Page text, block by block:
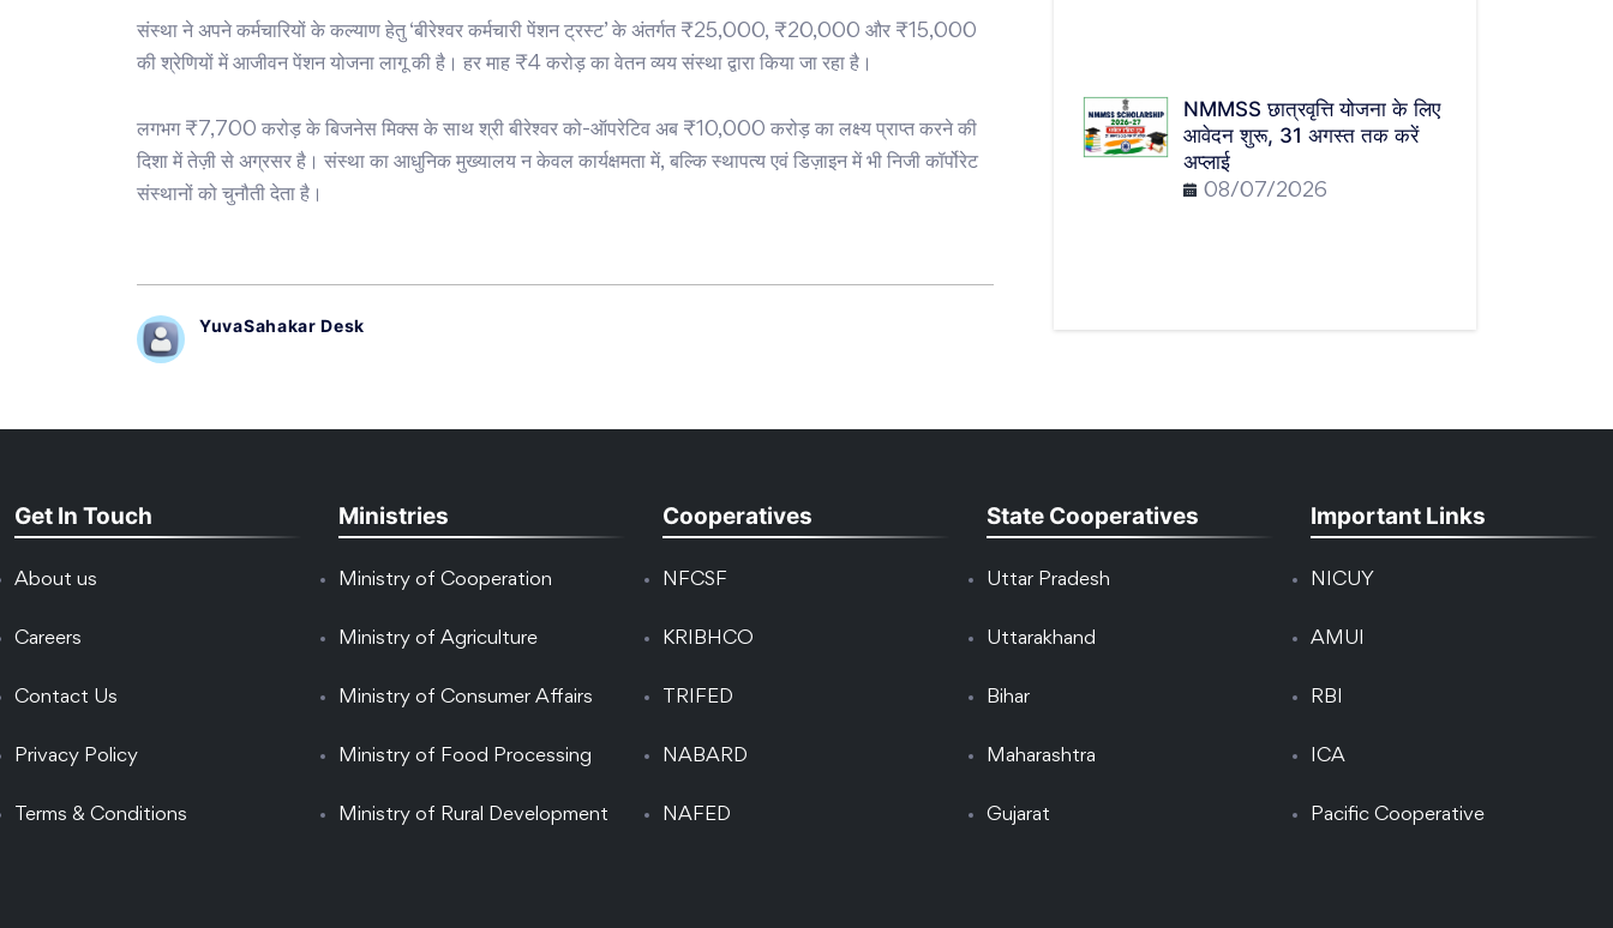
संस्था ने अपने कर्मचारियों के कल्याण हेतु ‘बीरेश्वर कर्मचारी पेंशन ट्रस्ट’ के अंतर्गत ₹25,000, ₹20,000 और ₹15,000
की श्रेणियों में आजीवन पेंशन योजना लागू की है। हर माह ₹4 करोड़ का वेतन व्यय संस्था द्वारा किया जा रहा है।
लगभग ₹7,700 करोड़ के बिजनेस मिक्स के साथ श्री बीरेश्वर को-ऑपरेटिव अब ₹10,000 करोड़ का लक्ष्य प्राप्त करने की
दिशा में तेज़ी से अग्रसर है। संस्था का आधुनिक मुख्यालय न केवल कार्यक्षमता में, बल्कि स्थापत्य एवं डिज़ाइन में भी निजी कॉर्पोरेट
संस्थानों को चुनौती देता है।
YuvaSahakar Desk
NMMSS छात्रवृत्ति योजना के लिए
आवेदन शुरू, 31 अगस्त तक करें
अप्लाई
08/07/2026
Get In Touch
About us
Careers
Contact Us
Privacy Policy
Terms & Conditions
Ministries
Ministry of Cooperation
Ministry of Agriculture
Ministry of Consumer Affairs
Ministry of Food Processing
Ministry of Rural Development
Cooperatives
NFCSF
KRIBHCO
TRIFED
NABARD
NAFED
State Cooperatives
Uttar Pradesh
Uttarakhand
Bihar
Maharashtra
Gujarat
Important Links
NICUY
AMUI
RBI
ICA
Pacific Cooperative